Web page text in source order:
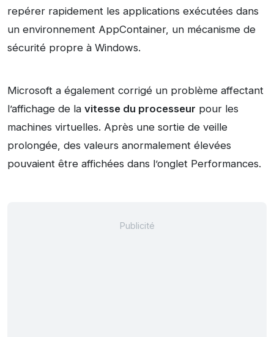
repérer rapidement les applications exécutées dans
un environnement AppContainer, un mécanisme de
sécurité propre à Windows.
Microsoft a également corrigé un problème affectant
l’affichage de la vitesse du processeur pour les
machines virtuelles. Après une sortie de veille
prolongée, des valeurs anormalement élevées
pouvaient être affichées dans l’onglet Performances.